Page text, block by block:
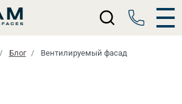
Бло ентилируемый фасад